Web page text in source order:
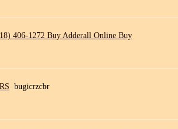
406-1272 Buy Adderall Online Buy
bugicrzcbr